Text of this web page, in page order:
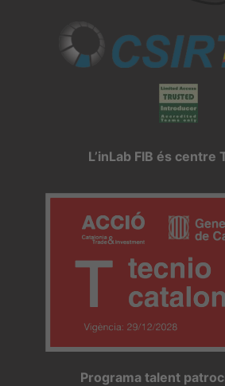
L’inLab FIB és centre
Programa talent